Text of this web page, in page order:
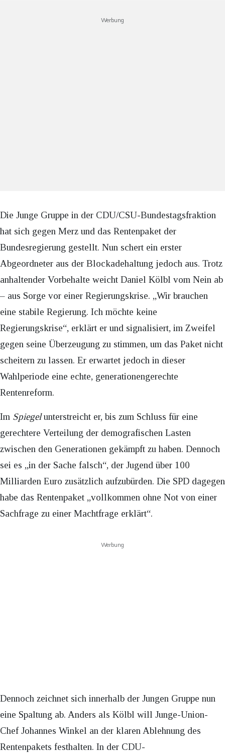
Werbung
Die Junge Gruppe in der CDU/CSU-Bundestagsfraktion
hat sich gegen Merz und das Rentenpaket der
Bundesregierung gestellt. Nun schert ein erster
Abgeordneter aus der Blockadehaltung jedoch aus. Trotz
anhaltender Vorbehalte weicht Daniel Kölbl vom Nein ab
– aus Sorge vor einer Regierungskrise. „Wir brauchen
eine stabile Regierung. Ich möchte keine
Regierungskrise“, erklärt er und signalisiert, im Zweifel
gegen seine Überzeugung zu stimmen, um das Paket nicht
scheitern zu lassen. Er erwartet jedoch in dieser
Wahlperiode eine echte, generationengerechte
Rentenreform.
Im Spiegelunterstreicht er, bis zum Schluss für eine
gerechtere Verteilung der demografischen Lasten
zwischen den Generationen gekämpft zu haben. Dennoch
sei es „in der Sache falsch“, der Jugend über 100
Milliarden Euro zusätzlich aufzubürden. Die SPD dagegen
habe das Rentenpaket „vollkommen ohne Not von einer
Sachfrage zu einer Machtfrage erklärt“.
Werbung
Dennoch zeichnet sich innerhalb der Jungen Gruppe nun
eine Spaltung ab. Anders als Kölbl will Junge-Union-
Chef Johannes Winkel an der klaren Ablehnung des
Rentenpakets festhalten. In der CDU-